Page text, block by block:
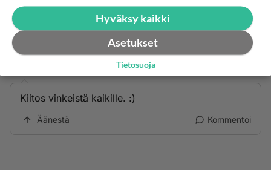
mukavuudesta.
Äänestä Kommentoi
Kiitos vinkeistä kaikille. :)
Äänestä Kommentoi
Hyväksy kaikki
Asetukset
Tietosuoja